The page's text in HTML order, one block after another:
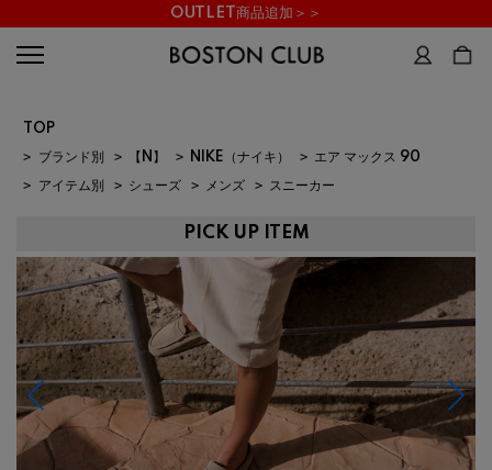
OUTLET商品追加＞＞
TOP
> ブランド別 > 【N】 > NIKE（ナイキ） > エア マックス 90
> アイテム別 > シューズ > メンズ > スニーカー
PICK UP ITEM